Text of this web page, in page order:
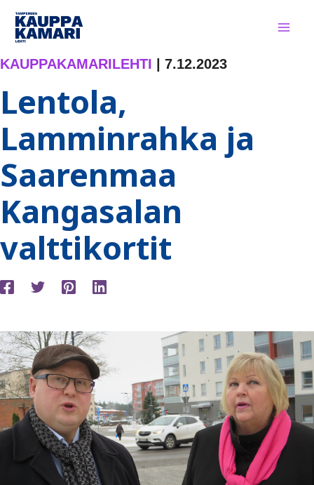
Siirry
sisältöön
KAUPPAKAMARILEHTI 7.12.2023
Lentola,
Lamminrahka ja
Saarenmaa
Kangasalan
valttikortit